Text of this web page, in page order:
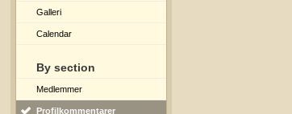
Galleri
Calendar
By section
Medlemmer
Profilkommentarer